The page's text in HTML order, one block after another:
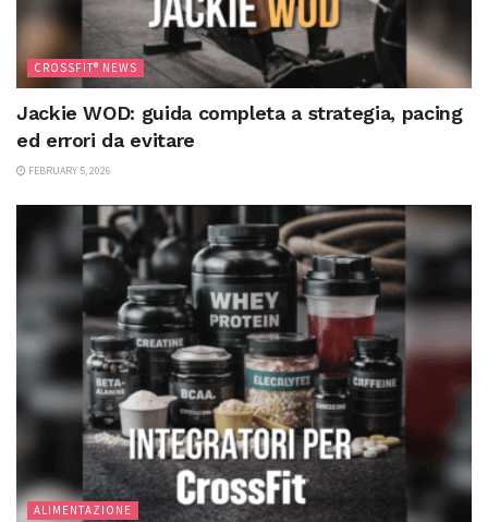
CROSSFIT® NEWS
Jackie WOD: guida completa a strategia, pacing
ed errori da evitare
FEBRUARY 5, 2026
ALIMENTAZIONE